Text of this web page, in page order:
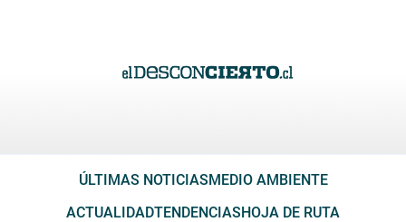
ÚLTIMAS NOTICIASMEDIO AMBIENTE
ACTUALIDADTENDENCIASHOJA DE RUTA